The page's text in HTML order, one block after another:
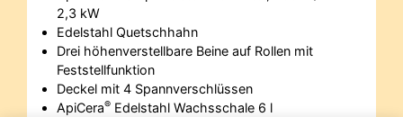
2,3 kW
Edelstahl Quetschhahn
Drei höhenverstellbare Beine auf Rollen mit
Feststellfunktion
Deckel mit 4 Spannverschlüssen
ApiCera®Edelstahl Wachsschale 6 l